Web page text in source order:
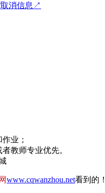
消信息↗
业；
教师专业优先。
www.cqwanzhou.net看到的！